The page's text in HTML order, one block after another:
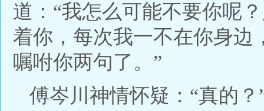
道：“我怎么可能不要你呢
着你，每次我一不在你身边
嘱咐你两句了。”
傅岑川神情怀疑：“真的？